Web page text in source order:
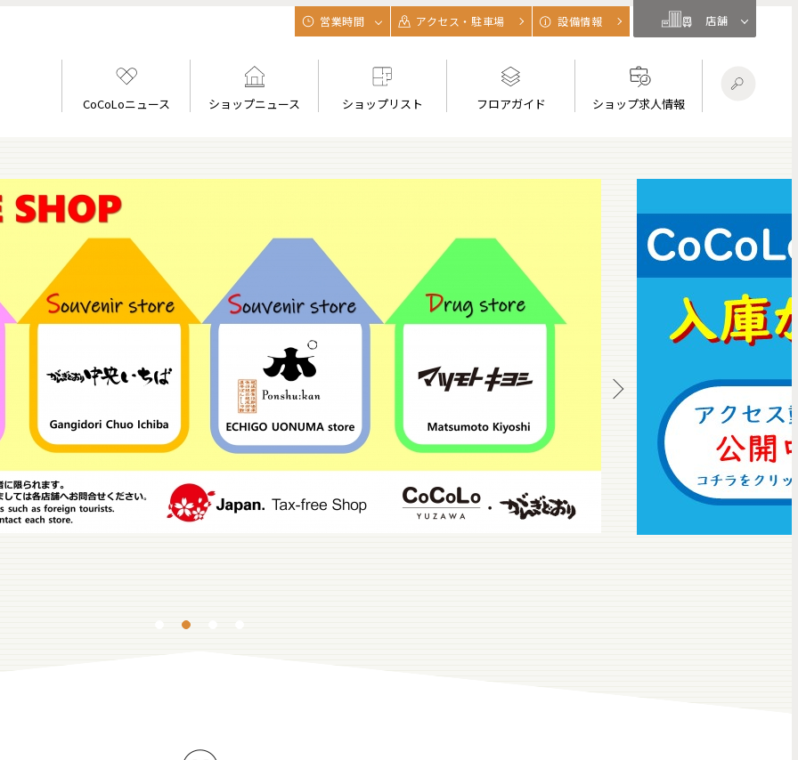
CoCoLoニュース ショップニュース ショップリスト フロアガイド ショップ求人情報
営業時間 アクセス・駐車場 設備情報 店舗